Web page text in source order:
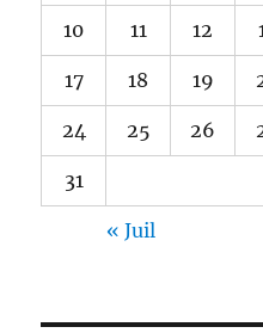
10 11 12
17 18 19
24 25 26
31
« Juil